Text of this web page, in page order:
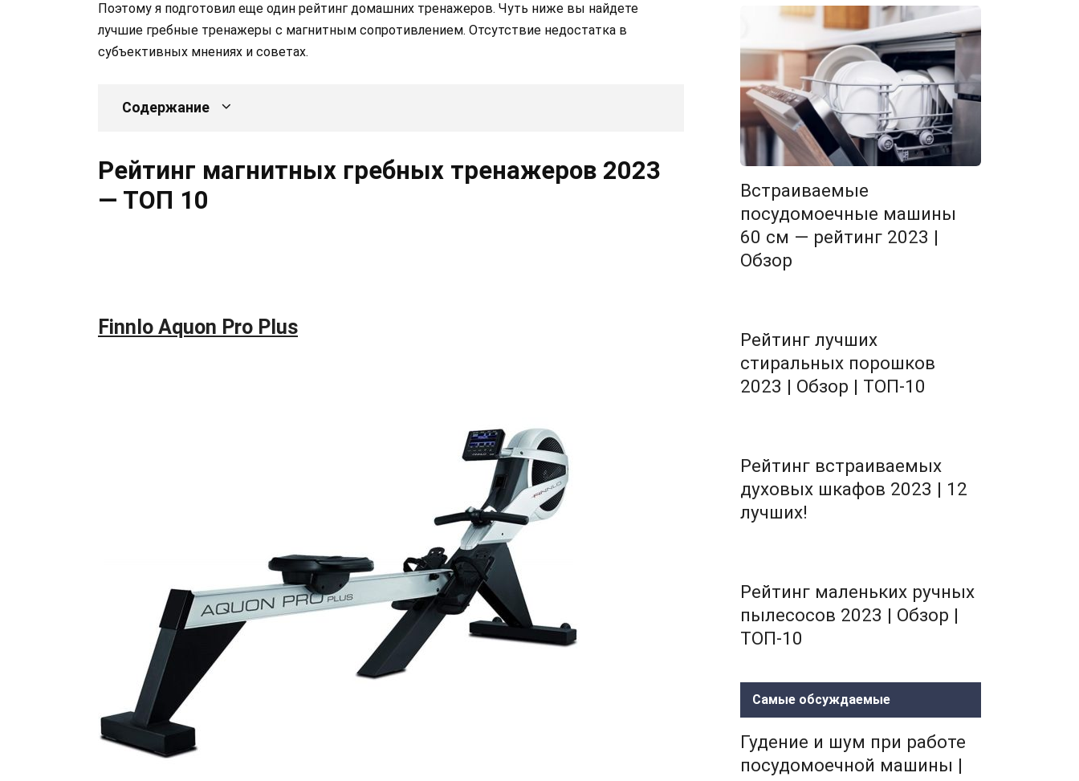
Поэтому я подготовил еще один рейтинг домашних тренажеров. Чуть ниже вы найдете
лучшие гребные тренажеры с магнитным сопротивлением. Отсутствие недостатка в
субъективных мнениях и советах.
Содержание
Рейтинг магнитных гребных тренажеров 2023
— ТОП 10
Finnlo Aquon Pro Plus
Встраиваемые
посудомоечные машины
60 см — рейтинг 2023 |
Обзор
Рейтинг лучших
стиральных порошков
2023 | Обзор | ТОП-10
Рейтинг встраиваемых
духовых шкафов 2023 | 12
лучших!
Рейтинг маленьких ручных
пылесосов 2023 | Обзор |
ТОП-10
Самые обсуждаемые
Гудение и шум при работе
посудомоечной машины |